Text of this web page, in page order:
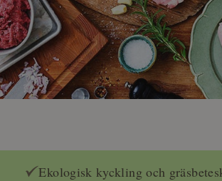
Ekologisk kyckling och